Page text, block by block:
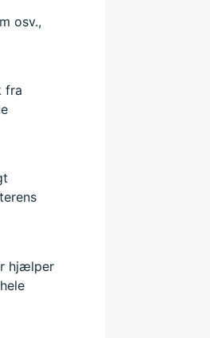
osv.,
fra
hjælper